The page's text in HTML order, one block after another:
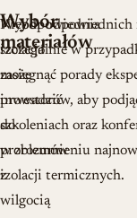
Nieodpowiednia
izolacja
może
prowadzić
do
problemów
z
wilgocią
Wybór
materiałów
Wybór odpowiednich
szczególnie w
zasięgnąć porady
inwestorów, aby
szkoleniach oraz
w zrozumieniu
izolacji termicznych.